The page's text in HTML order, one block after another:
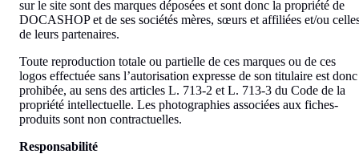
sur le site sont des marques déposées et sont donc la propriété de
DOCASHOP et de ses sociétés mères, sœurs et affiliées et/ou
de leurs partenaires.
Toute reproduction totale ou partielle de ces marques ou de ces
logos effectuée sans l’autorisation expresse de son titulaire est donc
prohibée, au sens des articles L. 713-2 et L. 713-3 du Code de la
propriété intellectuelle. Les photographies associées aux fiches-
produits sont non contractuelles.
Responsabilité